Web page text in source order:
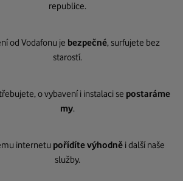
republice.
od Vodafonu je bezpečné, surfujete bez
starostí.
o vybavení i instalaci se postaráme
my.
internetu pořídíte výhodně i další naše
služby.